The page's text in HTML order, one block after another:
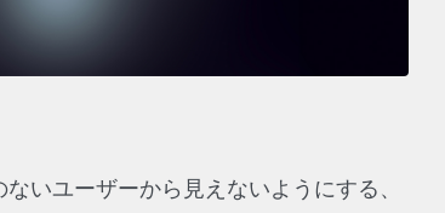
いユーザーから見えないようにする、